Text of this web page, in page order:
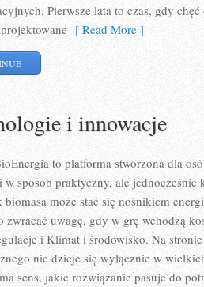
Pierwsze lata to czas, gdy
[ Read More ]
i innowacje
to platforma stworzona dla
w sposób praktyczny, ale
może stać się nośnikiem
zwracać uwagę, gdy w grę wchodzą
i Klimat i środowisko. Na
nie dzieje się wyłącznie w
sens, jakie rozwiązanie pasuje do